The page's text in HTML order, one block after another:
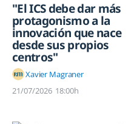
"El ICS debe dar más
protagonismo a la
innovación que nace
desde sus propios
centros"
Xavier Magraner
21/07/2026 18:00h